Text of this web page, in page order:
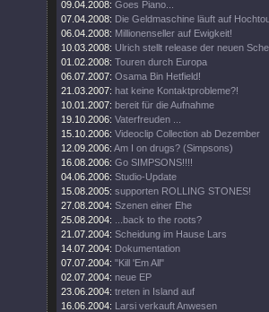
09.04.2008: Goes Piano...
07.04.2008: Die Geldmaschine läuft auf
06.04.2008: Millionenseller auf Ewigkeit!
10.03.2008: Ulrich stellt release der neuen
01.02.2008: Touren durch Europa
06.07.2007: Osama Bin Hetfield!
21.03.2007: hat keine Kontaktprobleme?!
10.01.2007: bereit für die Aufnahme
19.10.2006: Vaterfreuden ...
15.10.2006: Videoclip Collection ab Dezember
12.09.2006: Am I on drugs? (Simpsons)
16.08.2006: Go SIMPSONS!!!!
04.06.2006: Studio-Update
15.08.2005: supporten ROLLING STONES!
27.08.2004: Szenen einer Ehe
25.08.2004:
...back to the roots?
21.07.2004: Scheidung im Hause Lars
14.07.2004: Dokumentation
07.07.2004: "Kill 'Em All"
02.07.2004: neue EP
23.06.2004: treten in Island auf
16.06.2004: Larsi verkauft Anwesen